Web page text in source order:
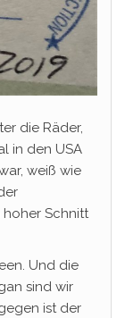
die Räder,
in den USA
weiß wie
Schnitt
Und die
sind wir
ist der